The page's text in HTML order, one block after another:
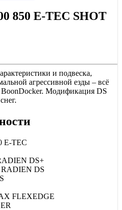
850 E-TEC SHOT
и подвеска,
агрессивной езды – всё
BoonDocker. Модификация DS
E-TEC
DS+
RADIEN DS
FLEXEDGE